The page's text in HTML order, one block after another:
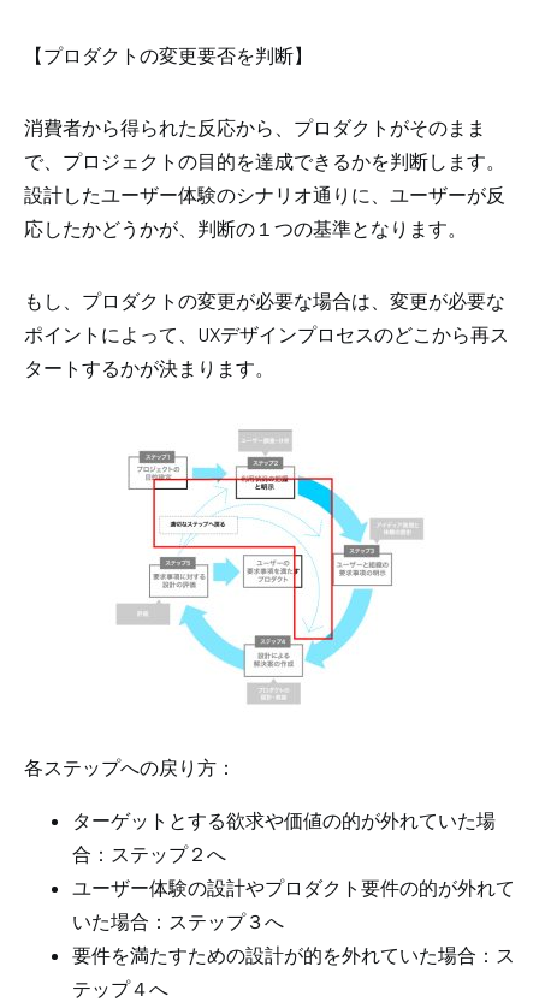
【プロダクトの変更要否を判断】
消費者から得られた反応から、プロダクトがそのまま
で、プロジェクトの目的を達成できるかを判断します。
設計したユーザー体験のシナリオ通りに、ユーザーが反
応したかどうかが、判断の１つの基準となります。
もし、プロダクトの変更が必要な場合は、変更が必要な
ポイントによって、UXデザインプロセスのどこから再ス
タートするかが決まります。
各ステップへの戻り方：
ターゲットとする欲求や価値の的が外れていた場
合：ステップ２へ
ユーザー体験の設計やプロダクト要件の的が外れて
いた場合：ステップ３へ
要件を満たすための設計が的を外れていた場合：ス
テップ４へ